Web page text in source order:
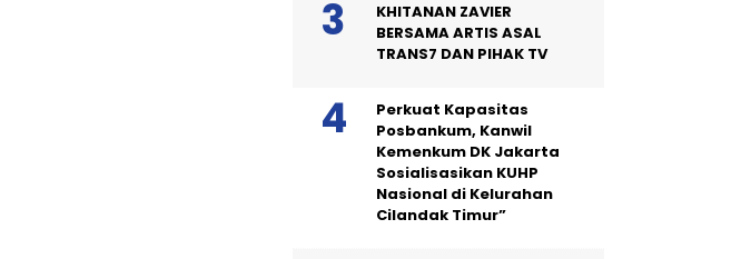
KHITANAN ZAVIER
BERSAMA ARTIS ASAL
TRANS7 DAN PIHAK TV
Perkuat Kapasitas
Posbankum, Kanwil
Kemenkum DK Jakarta
Sosialisasikan KUHP
Nasional di Kelurahan
Cilandak Timur”